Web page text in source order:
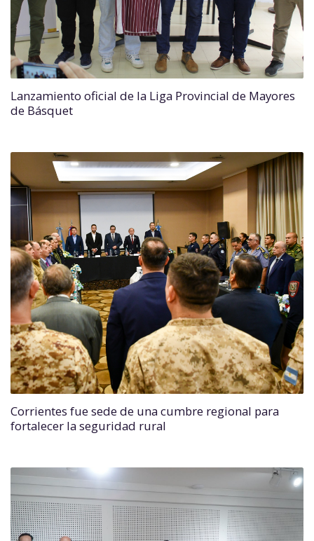
Lanzamiento oficial de la Liga Provincial de Mayores
de Básquet
Corrientes fue sede de una cumbre regional para
fortalecer la seguridad rural